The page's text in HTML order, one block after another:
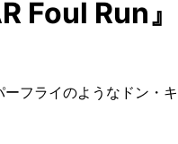
Foul Run』
フライのようなドン・